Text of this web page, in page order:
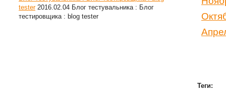
tester 2016.02.04 Блог тестувальника : Блог
тестировщика : blog tester
Теги: